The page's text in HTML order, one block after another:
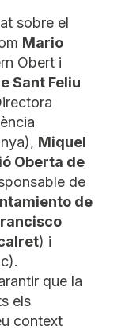
sobre el
Mario
Obert i
Sant Feliu
Miquel
Oberta de
de
de
) i
que la
els
context